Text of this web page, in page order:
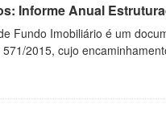
Informe Anual
Fundo Imobiliário é um
571/2015, cujo